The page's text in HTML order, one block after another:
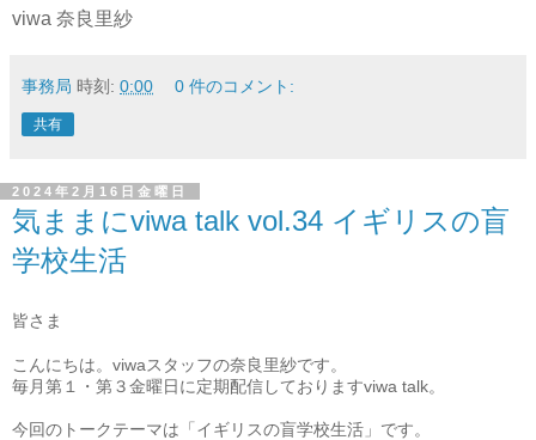
viwa 奈良里紗
事務局 時刻: 0:00 0 件のコメント:
共有
2024年2月16日金曜日
気ままにviwa talk vol.34 イギリスの盲
学校生活
皆さま
こんにちは。viwaスタッフの奈良里紗です。
毎月第１・第３金曜日に定期配信しておりますviwa talk。
今回のトークテーマは「イギリスの盲学校生活」です。